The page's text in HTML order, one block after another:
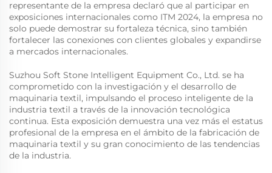
representante de la empresa declaró que al participar en
exposiciones internacionales como ITM 2024, la empresa no
solo puede demostrar su fortaleza técnica, sino también
fortalecer las conexiones con clientes globales y expandirse
a mercados internacionales.
Suzhou Soft Stone Intelligent Equipment Co., Ltd. se ha
comprometido con la investigación y el desarrollo de
maquinaria textil, impulsando el proceso inteligente de la
industria textil a través de la innovación tecnológica
continua. Esta exposición demuestra una vez más el estatus
profesional de la empresa en el ámbito de la fabricación de
maquinaria textil y su gran conocimiento de las tendencias
de la industria.